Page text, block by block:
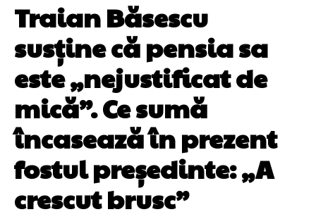
Traian Băsescu
susține că pensia sa
este „nejustificat de
mică”. Ce sumă
încasează în prezent
fostul președinte: „A
crescut brusc”